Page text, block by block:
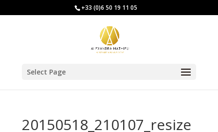
+33 (0)6 50 19 11 05
Select Page
20150518_210107_resize